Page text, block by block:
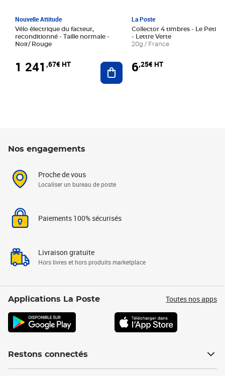
Nouvelle Attitude
Vélo électrique du facteur,
reconditionné - Taille normale -
Noir/ Rouge
1 241 ,67€ HT Ajouter au panier
La Poste
Collector 4 timbres - Le Petit
- Lettre Verte
20g / France
6,25€ HT
Nos engagements
Proche de vous
Localiser un bureau de poste
Paiements 100% sécurisés
Livraison gratuite
Hors livres et hors produits marketplace
Applications La Poste Toutes nos apps
Restons connectés